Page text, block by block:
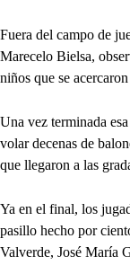
Fuera del campo de
Marecelo Bielsa,
niños que se
Una vez terminada
volar decenas de
que llegaron a las
Ya en el final, los
pasillo hecho por
Valverde, José María